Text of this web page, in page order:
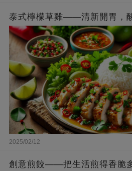
泰式檸檬草雞——清新開胃，
2025/02/12
創意煎餃——把生活煎得香脆